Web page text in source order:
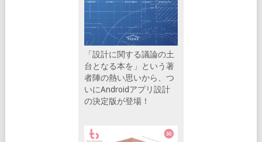
「設計に関する議論の土
台となる本を」という著
者陣の熱い思いから、つ
いにAndroidアプリ設計
の決定版が登場！